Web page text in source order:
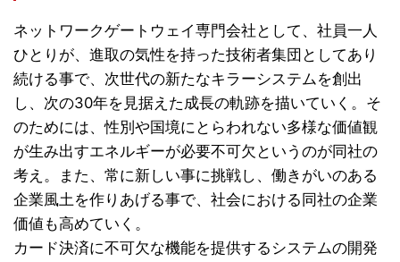
ネットワークゲートウェイ専門会社として、社員一人
ひとりが、進取の気性を持った技術者集団としてあり
続ける事で、次世代の新たなキラーシステムを創出
し、次の30年を見据えた成長の軌跡を描いていく。そ
のためには、性別や国境にとらわれない多様な価値観
が生み出すエネルギーが必要不可欠というのが同社の
考え。また、常に新しい事に挑戦し、働きがいのある
企業風土を作りあげる事で、社会における同社の企業
価値も高めていく。
カード決済に不可欠な機能を提供するシステムの開発